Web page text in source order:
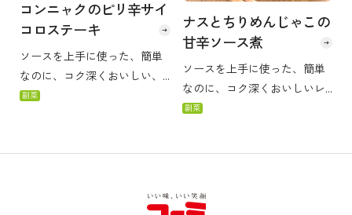
コンニャクのピリ辛サイ
コロステーキ
ソースを上手に使った、簡単
なのに、コク深くおいしい、
塩分ひかえめレシピです。 し
セントに、少ない塩分でもお
す。（塩分量1.3g／1人あた
副菜
ナスとちりめんじゃこの
甘辛ソース煮
ソースを上手に使った、簡単
なのに、コク深くおいしいレ
シピです。 甘うまくすっきり
副菜